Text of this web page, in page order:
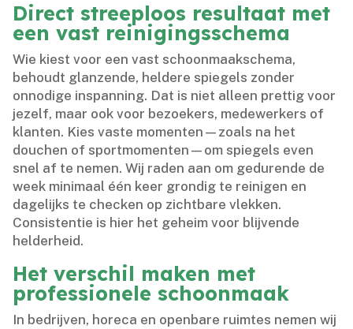
Direct streeploos resultaat met
een vast reinigingsschema
Wie kiest voor een vast schoonmaakschema,
behoudt glanzende, heldere spiegels zonder
onnodige inspanning.​ Dat is niet alleen prettig voor
jezelf, maar ook voor bezoekers, medewerkers of
klanten.​ Kies vaste momenten—zoals na het
douchen of sportmomenten—om spiegels even
snel af te nemen.​ Wij raden aan om gedurende de
week minimaal één keer grondig te reinigen en
dagelijks te checken op zichtbare vlekken.​
Consistentie is hier het geheim voor blijvende
helderheid.​
Het verschil maken met
professionele schoonmaak
In bedrijven, horeca en openbare ruimtes nemen wij